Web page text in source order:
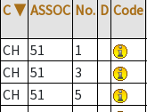
C ▼ ASSOC No. D Code
CH 51 1
CH
51 3
CH
51 5